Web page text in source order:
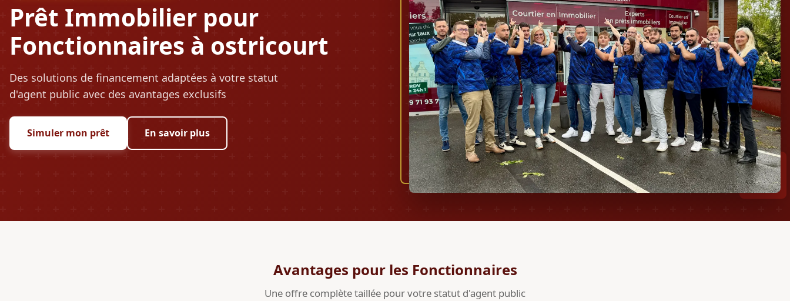
Prêt Immobilier pour
Fonctionnaires à ostricourt
Des solutions de financement adaptées à votre statut
d'agent public avec des avantages exclusifs
Simuler mon prêt En savoir plus
Avantages pour les Fonctionnaires
Une offre complète taillée pour votre statut d'agent public